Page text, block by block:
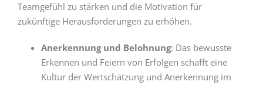
Teamgefühl zu stärken und die Motivation für
zukünftige Herausforderungen zu erhöhen.
Anerkennung und Belohnung: Das bewusste
Erkennen und Feiern von Erfolgen schafft eine
Kultur der Wertschätzung und Anerkennung im